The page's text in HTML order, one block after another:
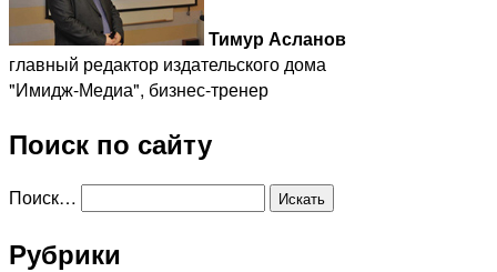
Тимур Асланов
главный редактор издательского дома
"Имидж-Медиа", бизнес-тренер
Поиск по сайту
Поиск…
Рубрики